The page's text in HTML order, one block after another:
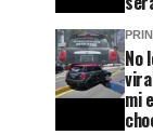
No
mi